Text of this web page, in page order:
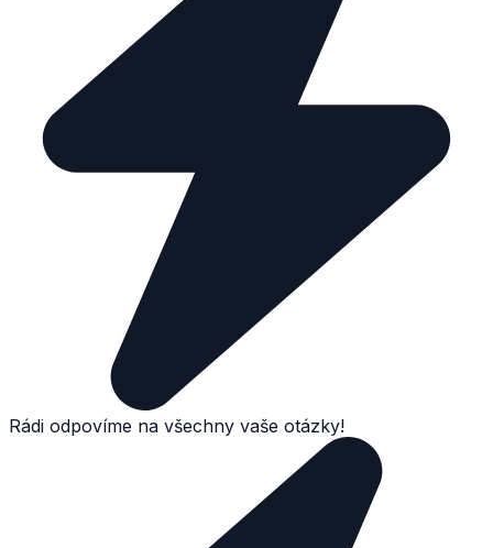
Rádi odpovíme na všechny vaše otázky!